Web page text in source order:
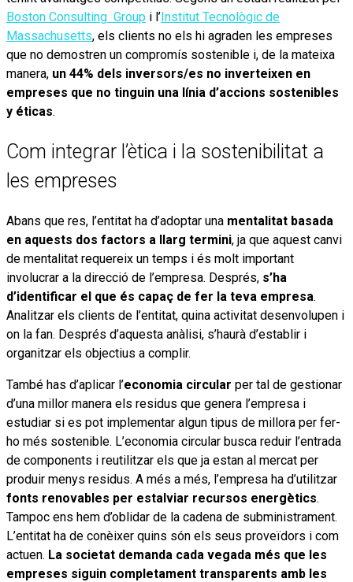
Boston Consulting Group i l’Institut Tecnològic de
Massachusetts, els clients no els hi agraden les empreses
que no demostren un compromís sostenible i, de la mateixa
manera, un 44% dels inversors/es no inverteixen en
empreses que no tinguin una línia d’accions sostenibles
y éticas.
Com integrar l’ètica i la sostenibilitat a
les empreses
Abans que res, l’entitat ha d’adoptar una mentalitat basada
en aquests dos factors a llarg termini, ja que aquest canvi
de mentalitat requereix un temps i és molt important
involucrar a la direcció de l’empresa. Després, s’ha
d’identificar el que és capaç de fer la teva empresa.
Analitzar els clients de l’entitat, quina activitat desenvolupen i
on la fan. Després d’aquesta anàlisi, s’haurà d’establir i
organitzar els objectius a complir.
També has d’aplicar l’economia circular per tal de gestionar
d’una millor manera els residus que genera l’empresa i
estudiar si es pot implementar algun tipus de millora per fer-
ho més sostenible. L’economia circular busca reduir l’entrada
de components i reutilitzar els que ja estan al mercat per
produir menys residus. A més a més, l’empresa ha d’utilitzar
fonts renovables per estalviar recursos energètics.
Tampoc ens hem d’oblidar de la cadena de subministrament.
L’entitat ha de conèixer quins són els seus proveïdors i com
actuen. La societat demanda cada vegada més que les
empreses siguin completament transparents amb les